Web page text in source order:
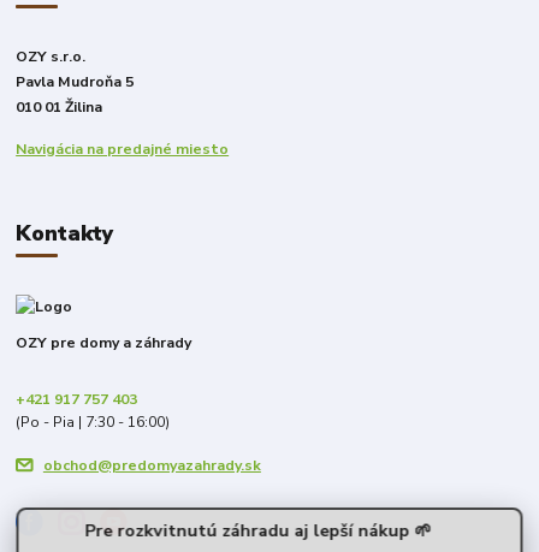
OZY s.r.o.
Pavla Mudroňa 5
010 01 Žilina
Navigácia na predajné miesto
Kontakty
OZY pre domy a záhrady
+421 917 757 403
(Po - Pia | 7:30 - 16:00)
obchod@predomyazahrady.sk
Pre rozkvitnutú záhradu aj lepší nákup 🌱